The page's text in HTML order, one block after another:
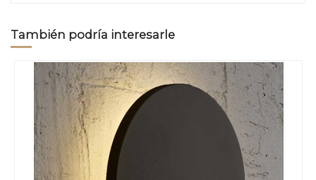
También podría interesarle